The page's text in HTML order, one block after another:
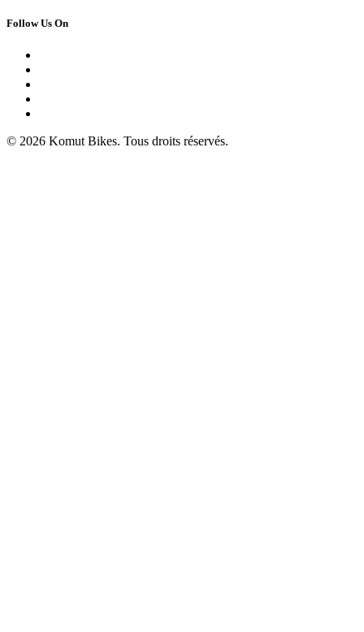
Follow Us On
© 2026 Komut Bikes. Tous droits réservés.